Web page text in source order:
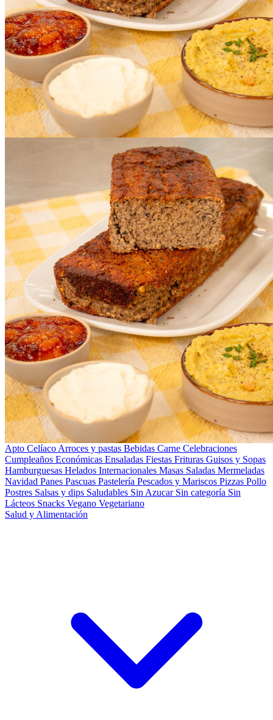
Apto Celíaco Arroces y pastas Bebidas Carne Celebraciones
Cumpleaños Económicas Ensaladas Fiestas Frituras Guisos y Sopas
Hamburguesas Helados Internacionales Masas Saladas Mermeladas
Navidad Panes Pascuas Pastelería Pescados y Mariscos Pizzas Pollo
Postres Salsas y dips Saludables Sin Azucar Sin categoría Sin
Lácteos Snacks Vegano Vegetariano
Salud y Alimentación